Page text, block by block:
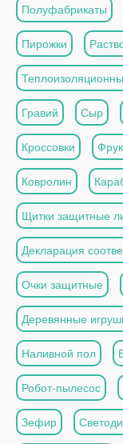
Полуфабрикаты
Пирожки
Гравий Сыр
Кроссовки
Ковролин
Щитки защитные
Декларация
Очки защитные
Деревянные
Наливной пол
Робот-пылесос
Зефир